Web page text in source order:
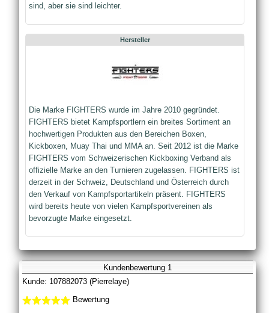
sind, aber sie sind leichter.
Hersteller
Die Marke FIGHTERS wurde im Jahre 2010 gegründet.
FIGHTERS bietet Kampfsportlern ein breites Sortiment an
hochwertigen Produkten aus den Bereichen Boxen,
Kickboxen, Muay Thai und MMA an. Seit 2012 ist die Marke
FIGHTERS vom Schweizerischen Kickboxing Verband als
offizielle Marke an den Turnieren zugelassen. FIGHTERS ist
derzeit in der Schweiz, Deutschland und Österreich durch
den Verkauf von Kampfsportartikeln präsent. FIGHTERS
wird bereits heute von vielen Kampfsportvereinen als
bevorzugte Marke eingesetzt.
Kundenbewertung 1
Kunde: 107882073 (Pierrelaye)
Bewertung